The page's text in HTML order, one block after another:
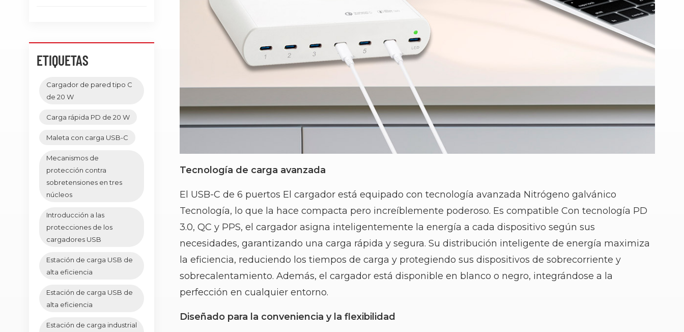
Tecnología de carga avanzada
El USB-C de 6 puertos El cargador está equipado con tecnología avanzada Nitrógeno galvánico
Tecnología, lo que la hace compacta pero increíblemente poderoso. Es compatible Con tecnología PD
3.0, QC y PPS, el cargador asigna inteligentemente la energía a cada dispositivo según sus
necesidades, garantizando una carga rápida y segura. Su distribución inteligente de energía maximiza
la eficiencia, reduciendo los tiempos de carga y protegiendo sus dispositivos de sobrecorriente y
sobrecalentamiento. Además, el cargador está disponible en blanco o negro, integrándose a la
perfección en cualquier entorno.
Diseñado para la conveniencia y la flexibilidad
ETIQUETAS
Cargador de pared tipo C
de 20 W
Carga rápida PD de 20 W
Maleta con carga USB-C
Mecanismos de
protección contra
sobretensiones en tres
núcleos
Introducción a las
protecciones de los
cargadores USB
Estación de carga USB de
alta eficiencia
Estación de carga USB de
alta eficiencia
Estación de carga industrial